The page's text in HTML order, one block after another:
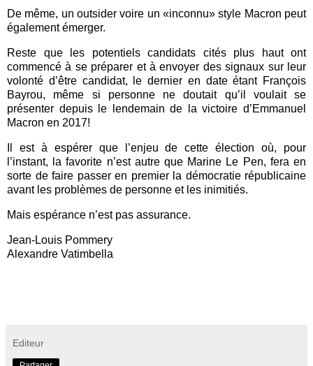
De même, un outsider voire un «inconnu» style Macron peut
également émerger.
Reste que les potentiels candidats cités plus haut ont
commencé à se préparer et à envoyer des signaux sur leur
volonté d’être candidat, le dernier en date étant François
Bayrou, même si personne ne doutait qu’il voulait se
présenter depuis le lendemain de la victoire d’Emmanuel
Macron en 2017!
Il est à espérer que l’enjeu de cette élection où, pour
l’instant, la favorite n’est autre que Marine Le Pen, fera en
sorte de faire passer en premier la démocratie républicaine
avant les problèmes de personne et les inimitiés.
Mais espérance n’est pas assurance.
Jean-Louis Pommery
Alexandre Vatimbella
Editeur